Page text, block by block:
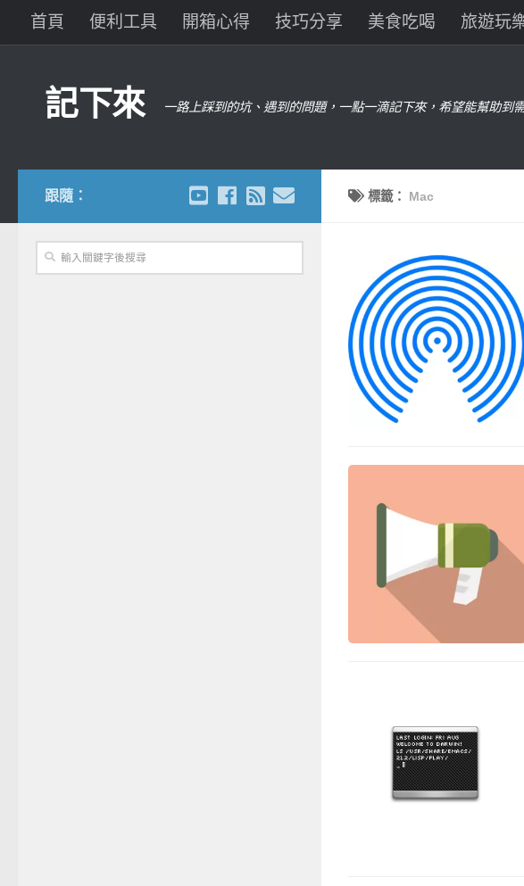
首頁 便利工具 開箱心得 技巧分享 美食吃喝 旅遊玩
記下來 一路上踩到的坑、遇到的問題，一點一滴記下來，希望能幫助到
標籤： Mac
跟隨：